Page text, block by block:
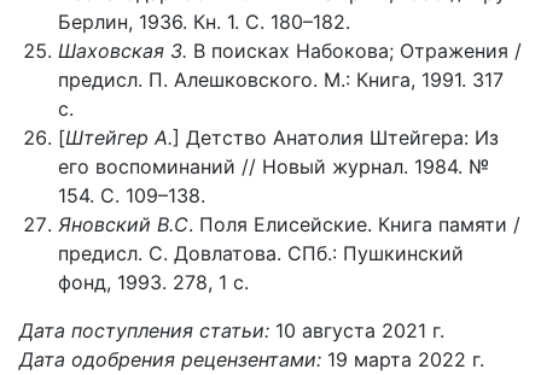
Берлин, 1936. Кн. 1. С. 180–182.
Шаховская З. В поисках Набокова; Отражения /
предисл. П. Алешковского. М.: Книга, 1991. 317
с.
[Штейгер А.] Детство Анатолия Штейгера: Из
его воспоминаний // Новый журнал. 1984. №
154. С. 109–138.
Яновский В.С. Поля Елисейские. Книга памяти /
предисл. С. Довлатова. СПб.: Пушкинский
фонд, 1993. 278, 1 с.
Дата поступления статьи: 10 августа 2021 г.
Дата одобрения рецензентами: 19 марта 2022 г.